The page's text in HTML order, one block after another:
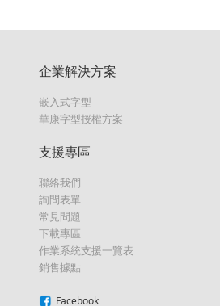
企業解決方案
嵌入式字型
華康字型授權方案
支援專區
聯絡我們
詢問表單
常見問題
下載專區
作業系統支援一覽表
銷售據點
Facebook